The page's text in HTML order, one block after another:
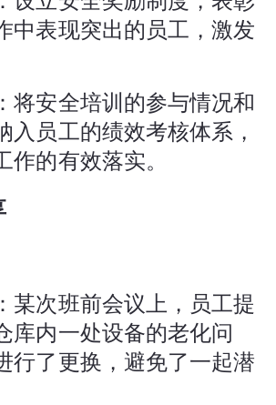
中表现突出的员工，激发
将安全培训的参与情况和
入员工的绩效考核体系，
作的有效落实。
某次班前会议上，员工提
库内一处设备的老化问
行了更换，避免了一起潜